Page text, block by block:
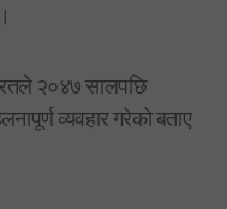
२०४७ सालपछि
व्यवहार गरेको बताए